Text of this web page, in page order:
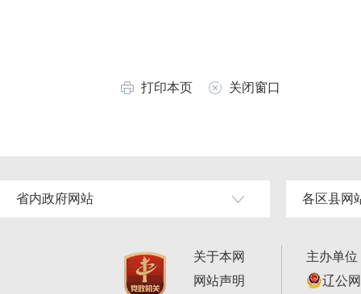
打印本页 关闭窗口
省内政府网站 各区县网
关于本网
网站声明
主办单
辽公